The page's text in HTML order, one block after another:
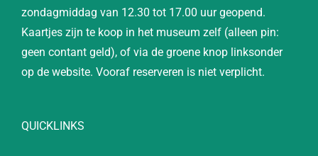
zondagmiddag van 12.30 tot 17.00 uur geopend.
Kaartjes zijn te koop in het museum zelf (alleen pin:
geen contant geld), of via de groene knop linksonder
op de website. Vooraf reserveren is niet verplicht.
QUICKLINKS